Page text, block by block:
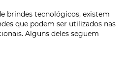
brindes tecnológicos, existem
que podem ser utilizados nas
Alguns deles seguem